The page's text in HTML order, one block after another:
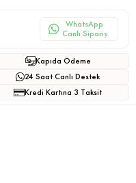
WhatsApp
Canlı Sipariş
Kapıda Ödeme
24 Saat Canlı Destek
Kredi Kartına 3 Taksit